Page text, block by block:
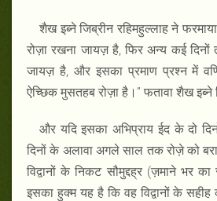
शैख इब्ने जिब्रीन रहिमहुल्लाह ने
रोज़ा रखना जायज़ है, फिर अन्य कई दिनों
जायज़ है, और इसका प्रमाण प्रश्न में
ऐच्छिक मुसतहब रोज़ा है।” फतावा शैख
और यदि इसका अभिप्राय ईद के दो
दिनों के अलावा अगले साल तक रोज़े को
विद्वानों के निकट सौमुद्दह्र (ज़माने भर
इसका हुक्म यह है कि वह विद्वानों के